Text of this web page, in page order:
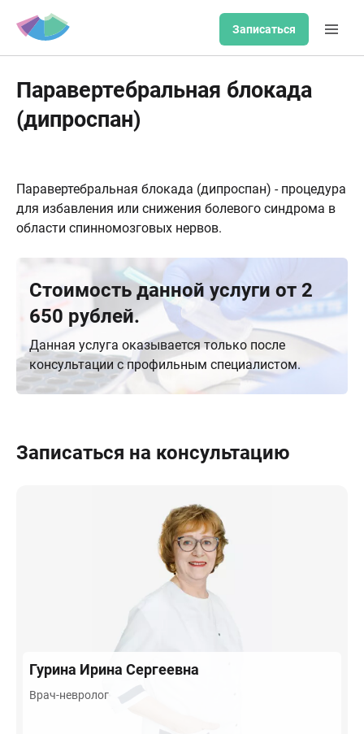
Записаться
Паравертебральная блокада
(дипроспан)
Паравертебральная блокада (дипроспан) - процедура
для избавления или снижения болевого синдрома в
области спинномозговых нервов.
Стоимость данной услуги от 2
650 рублей.
Данная услуга оказывается только после
консультации с профильным специалистом.
Записаться на консультацию
Гурина Ирина Сергеевна
Врач-невролог